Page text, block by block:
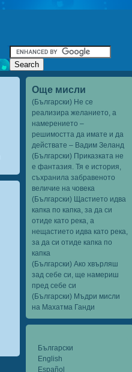
Още мисли
(Български) Не се
реализира желанието, а
намерението –
решимостта да имате и да
действате – Вадим Зеланд
(Български) Приказката не
е фантазия. Тя е история,
съхранила забравеното
величие на човека
(Български) Щастието идва
капка по капка, за да си
отиде като река, а
нещастието идва като река,
за да си отиде капка по
капка
(Български) Ако хвърляш
зад себе си, ще намериш
пред себе си
(Български) Мъдри мисли
на Махатма Ганди
Български
English
Español